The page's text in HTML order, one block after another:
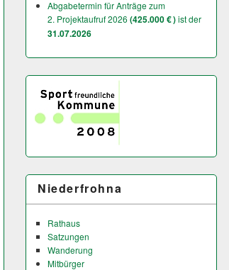
Abgabetermin für Anträge zum
2. Projektaufruf 2026 (425.000 € )ist der
31.07.2026
Niederfrohna
Rathaus
Satzungen
Wanderung
Mitbürger